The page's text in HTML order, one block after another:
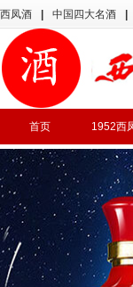
西凤酒 中国四大名酒
首页 1952西